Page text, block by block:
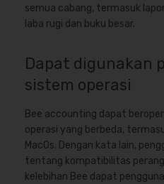
semua cabang, termasuk
laba rugi dan buku besar.
Dapat digunakan
sistem operasi
Bee accounting dapat
operasi yang berbeda,
MacOs. Dengan kata lain,
tentang kompatibilitas
kelebihan Bee dapat